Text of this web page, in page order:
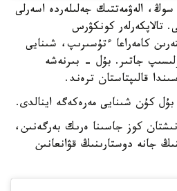
الەۋمەتتىك جەلىلەردە اسەرلى
تالاپكەرلەر كونكۋرس
كامەراعا ءتۇسىرىپ، شىنايى
جاتىر. بۇل - بىرنەشە
قالىپتاستان ترەند.
كۇن شىنايى مەرەكەگە اينالدى.
كوز جاسىنا ەرىك بەرگەنىن،
جانە دوستارىنىڭ قۋانعانىن